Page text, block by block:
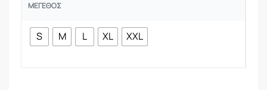
ΜΈΓΕΘΟΣ
S M L XL XXL